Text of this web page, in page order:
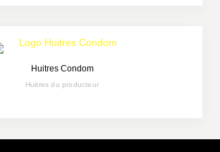
Huitres Condom
Huitres du producteur